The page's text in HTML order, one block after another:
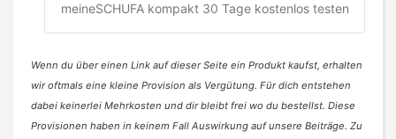
meineSCHUFA kompakt 30 Tage kostenlos testen
Wenn du über einen Link auf dieser Seite ein Produkt kaufst, erhalten
wir oftmals eine kleine Provision als Vergütung. Für dich entstehen
dabei keinerlei Mehrkosten und dir bleibt frei wo du bestellst. Diese
Provisionen haben in keinem Fall Auswirkung auf unsere Beiträge. Zu